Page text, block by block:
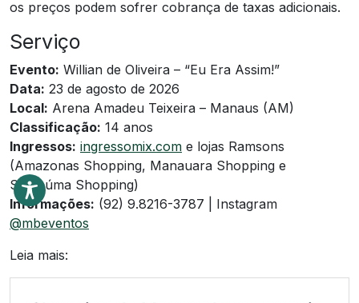
os preços podem sofrer cobrança de taxas adicionais.
Serviço
Evento: Willian de Oliveira – “Eu Era Assim!”
Data: 23 de agosto de 2026
Local: Arena Amadeu Teixeira – Manaus (AM)
Classificação: 14 anos
Ingressos: ingressomix.com e lojas Ramsons
(Amazonas Shopping, Manauara Shopping e
Sumaúma Shopping)
Informações: (92) 9.8216-3787 | Instagram
@mbeventos
Leia mais: